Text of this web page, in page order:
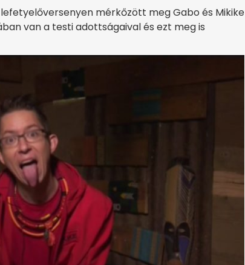
mérkőzött meg Gabo és Mikike
van a testi adottságaival és ezt meg is